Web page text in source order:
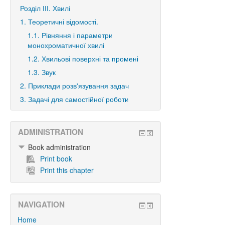
Розділ ІІІ. Хвилі
1. Теоретичні відомості.
1.1. Рівняння і параметри
монохроматичної хвилі
1.2. Хвильові поверхні та промені
1.3. Звук
2. Приклади розв'язування задач
3. Задачі для самостійної роботи
ADMINISTRATION
Book administration
Print book
Print this chapter
NAVIGATION
Home